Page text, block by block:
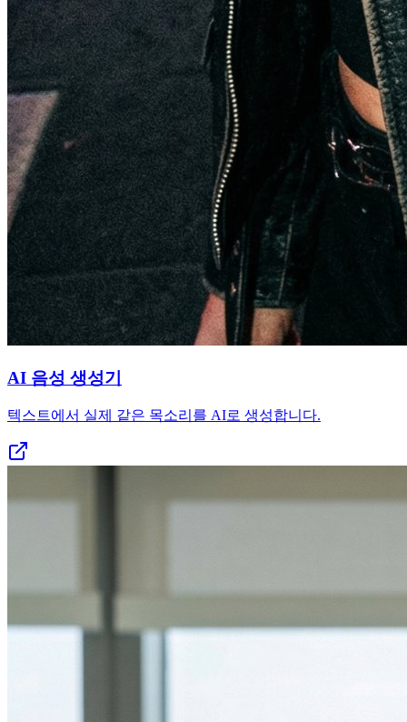
AI 음성 생성기
텍스트에서 실제 같은 목소리를 AI로 생성합니다.